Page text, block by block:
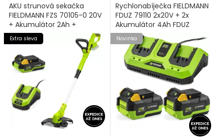
AKU strunová sekačka
FIELDMANN FZS 70105-0 20V
+ Akumulátor 2Ah +
Nabíječka
Extra sleva
Rychlonabíječka FIELDMANN
FDUZ 79110 2x20V + 2x
Akumulátor 4Ah FDUZ
79040
Novinka